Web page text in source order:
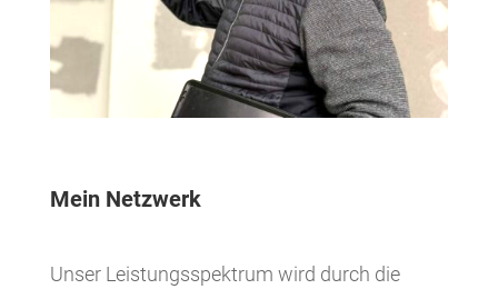
Mein Netzwerk
Unser Leistungsspektrum wird durch die